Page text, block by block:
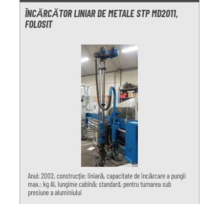
ÎNCĂRCĂTOR LINIAR DE METALE STP MD2011,
FOLOSIT
Anul: 2002, construcție: liniară, capacitate de încărcare a pungii
max.: kg Al, lungime cabină: standard, pentru turnarea sub
presiune a aluminiului